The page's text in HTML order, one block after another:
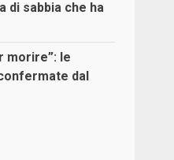
di sabbia che ha
morire”: le
dal